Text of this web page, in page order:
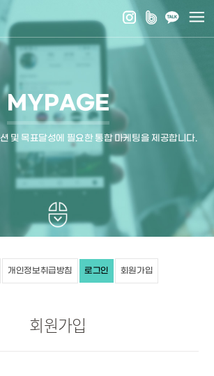
MYPAGE
및 목표달성에 필요한 통합 마케팅을 제공합니다.
개인정보취급방침 로그인 회원가입
회원가입